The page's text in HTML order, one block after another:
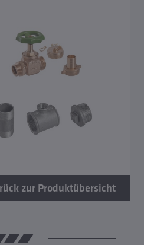
zur Produktübersicht